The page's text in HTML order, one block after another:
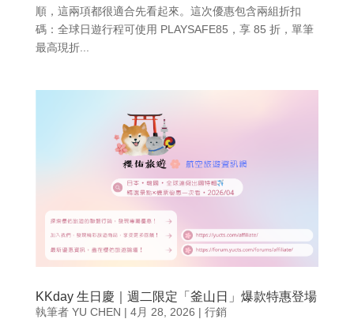
順，這兩項都很適合先看起來。這次優惠包含兩組折扣
碼：全球日遊行程可使用 PLAYSAFE85，享 85 折，單筆
最高現折...
KKday 生日慶｜週二限定「釜山日」爆款特惠登場
執筆者 YU CHEN | 4月 28, 2026 | 行銷